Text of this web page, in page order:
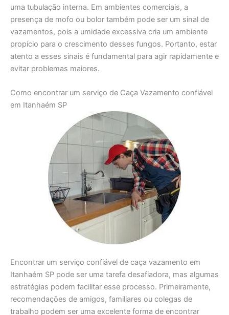
uma tubulação interna. Em ambientes comerciais, a
presença de mofo ou bolor também pode ser um sinal de
vazamentos, pois a umidade excessiva cria um ambiente
propício para o crescimento desses fungos. Portanto, estar
atento a esses sinais é fundamental para agir rapidamente e
evitar problemas maiores.
Como encontrar um serviço de Caça Vazamento confiável
em Itanhaém SP
Encontrar um serviço confiável de caça vazamento em
Itanhaém SP pode ser uma tarefa desafiadora, mas algumas
estratégias podem facilitar esse processo. Primeiramente,
recomendações de amigos, familiares ou colegas de
trabalho podem ser uma excelente forma de encontrar